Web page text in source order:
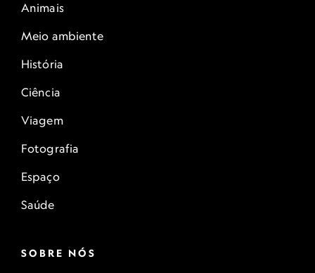
Animais
Meio ambiente
História
Ciência
Viagem
Fotografia
Espaço
Saúde
SOBRE NÓS